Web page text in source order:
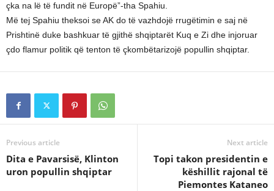
çka na lë të fundit në Europë”-tha Spahiu.
Më tej Spahiu theksoi se AK do të vazhdojë rrugëtimin e saj në
Prishtinë duke bashkuar të gjithë shqiptarët Kuq e Zi dhe injoruar
çdo flamur politik që tenton të çkombëtarizojë popullin shqiptar.
Previous article
Dita e Pavarsisë, Klinton
uron popullin shqiptar
Next article
Topi takon presidentin e
këshillit rajonal të
Piemontes Kataneo